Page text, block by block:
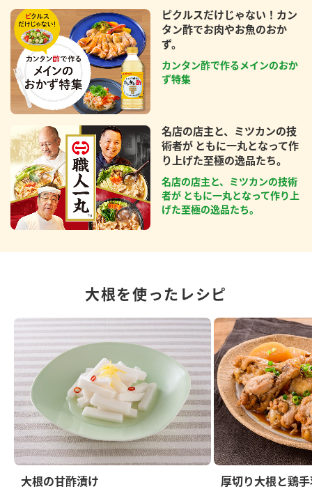
ピクルスだけじゃない！カン
タン酢でお肉やお魚のおか
ず。
カンタン酢で作るメインのおか
ず特集
名店の店主と、ミツカンの技
術者が ともに一丸となって作
り上げた至極の逸品たち。
名店の店主と、ミツカンの技術
者が ともに一丸となって作り上
げた至極の逸品たち。
大根を使ったレシピ
大根の甘酢漬け 厚切り大根と鶏